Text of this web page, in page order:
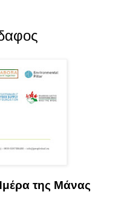
της Μάνας